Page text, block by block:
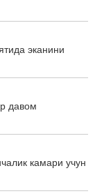
эканини
давом
камари учун